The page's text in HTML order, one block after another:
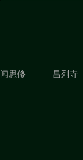
闻思修 昌列寺